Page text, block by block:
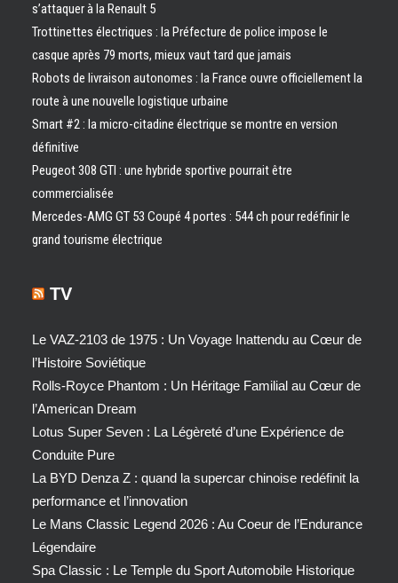
s’attaquer à la Renault 5
Trottinettes électriques : la Préfecture de police impose le
casque après 79 morts, mieux vaut tard que jamais
Robots de livraison autonomes : la France ouvre officiellement la
route à une nouvelle logistique urbaine
Smart #2 : la micro-citadine électrique se montre en version
définitive
Peugeot 308 GTI : une hybride sportive pourrait être
commercialisée
Mercedes-AMG GT 53 Coupé 4 portes : 544 ch pour redéfinir le
grand tourisme électrique
TV
Le VAZ-2103 de 1975 : Un Voyage Inattendu au Cœur de
l’Histoire Soviétique
Rolls-Royce Phantom : Un Héritage Familial au Cœur de
l’American Dream
Lotus Super Seven : La Légèreté d’une Expérience de
Conduite Pure
La BYD Denza Z : quand la supercar chinoise redéfinit la
performance et l’innovation
Le Mans Classic Legend 2026 : Au Coeur de l’Endurance
Légendaire
Spa Classic : Le Temple du Sport Automobile Historique